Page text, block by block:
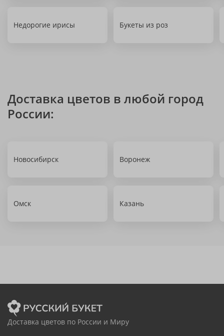
Недорогие ирисы Букеты из роз
Доставка цветов в любой город
России:
Новосибирск Воронеж
Омск Казань
Доставка цветов по России и Миру